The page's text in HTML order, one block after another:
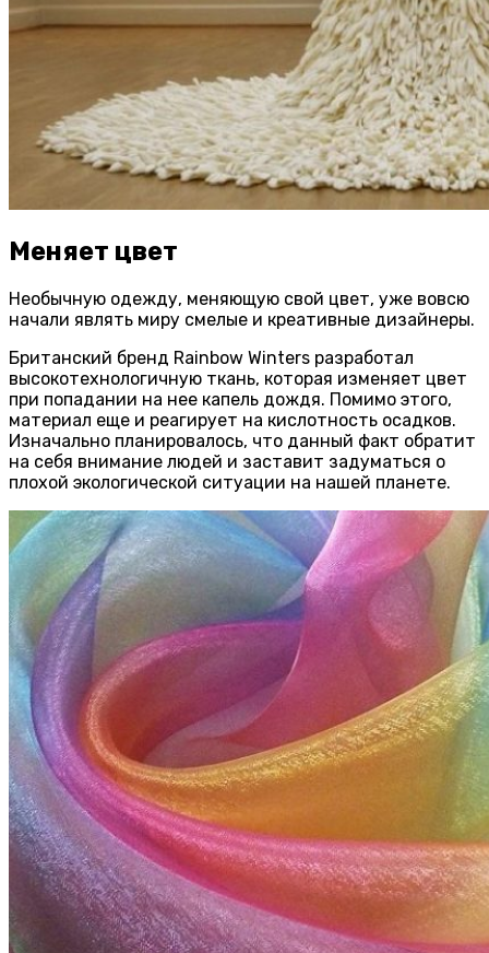
Меняет цвет
Необычную одежду, меняющую свой цвет, уже вовсю
начали являть миру смелые и креативные дизайнеры.
Британский бренд Rainbow Winters разработал
высокотехнологичную ткань, которая изменяет цвет
при попадании на нее капель дождя. Помимо этого,
материал еще и реагирует на кислотность осадков.
Изначально планировалось, что данный факт обратит
на себя внимание людей и заставит задуматься о
плохой экологической ситуации на нашей планете.